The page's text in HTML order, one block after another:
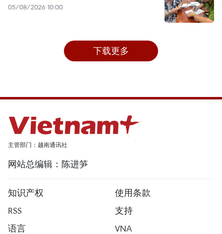
05/08/2026 10:00
下载更多
主管部门：越南通讯社
网站总编辑：陈进笋
知识产权
使用条款
RSS
支持
语言
VNA